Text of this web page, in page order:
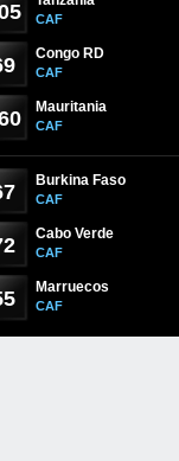
CAF
Congo RD
CAF
Mauritania
CAF
Burkina Faso
CAF
Cabo Verde
CAF
Marruecos
CAF